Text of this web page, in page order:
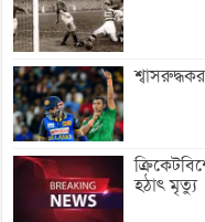
হঠাৎ মৃত্যু